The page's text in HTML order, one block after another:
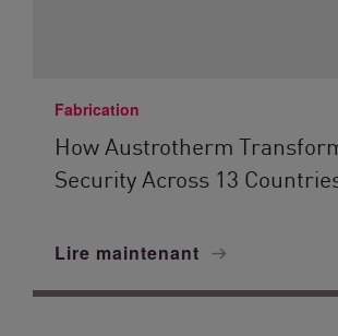
Fabrication
How Austrotherm
Security Across 13
Lire maintenant